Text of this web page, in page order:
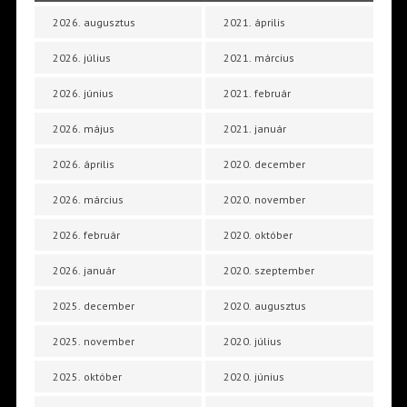
2026. augusztus
2026. július
2026. június
2026. május
2026. április
2026. március
2026. február
2026. január
2025. december
2025. november
2025. október
2021. április
2021. március
2021. február
2021. január
2020. december
2020. november
2020. október
2020. szeptember
2020. augusztus
2020. július
2020. június